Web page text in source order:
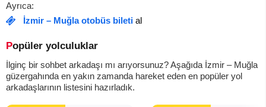
Ayrıca:
İzmir – Muğla otobüs bileti al
Popüler yolculuklar
İlginç bir sohbet arkadaşı mı arıyorsunuz? Aşağıda İzmir – Muğla
güzergahında en yakın zamanda hareket eden en popüler yol
arkadaşlarının listesini hazırladık.